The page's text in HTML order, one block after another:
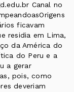
Canal no
ficavam
residia em Lima,
da América do
do Peru e a
a gerar
pois, como
deveriam